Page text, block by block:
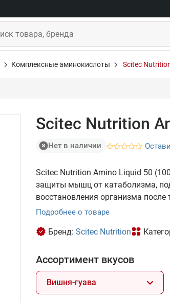
Комплексные аминокислоты Scitec
Scitec Nutrition
Нет в наличии
Scitec Nutrition Amino Liquid 50
защиты мышц от катаболизма,
восстановления организма после
Подробнее о товаре
Бренд: Scitec Nutrition
Ассортимент вкусов
Вишня-гуава